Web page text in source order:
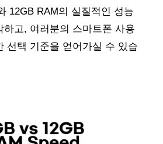
12GB RAM의 실질적인 성능
하고, 여러분의 스마트폰 사용
선택 기준을 얻어가실 수 있습